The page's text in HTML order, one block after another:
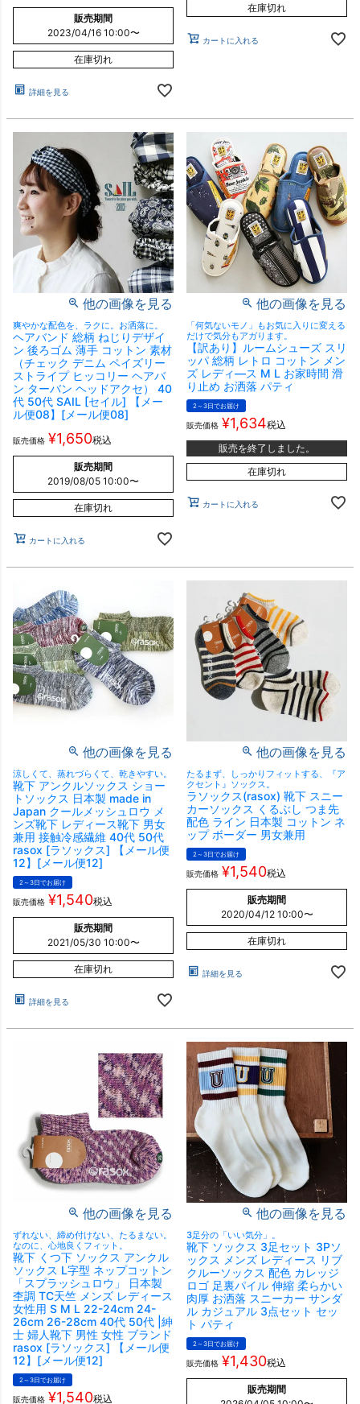
販売期間
2023/04/16 10:00〜
在庫切れ
詳細を見る
在庫切れ
カートに入れる
他の画像を見る
爽やかな配色を、ラクに。お洒落に。
ヘアバンド 総柄 ねじりデザイ
ン 後ろゴム 薄手 コットン 素材
（チェック デニム ペイズリー
ストライプ ヒッコリー ヘアバ
ン ターバン ヘッドアクセ） 40
代 50代 SAIL [セイル] 【メー
ル便08】[メール便08]
販売価格 ¥1,650税込
販売期間
2019/08/05 10:00〜
在庫切れ
カートに入れる
他の画像を見る
「何気ないモノ」もお気に入りに変える
だけで気分もアガります。
【訳あり】ルームシューズ スリ
ッパ 総柄 レトロ コットン メン
ズ レディ―ス M L お家時間 滑
り止め お洒落 パティ
2～3日でお届け
販売価格 ¥1,634税込
販売を終了しました。
在庫切れ
カートに入れる
他の画像を見る
涼しくて、蒸れづらくて、乾きやすい。
靴下 アンクルソックス ショー
トソックス 日本製 made in
Japan クールメッシュロウ メ
ンズ靴下 レディース靴下 男女
兼用 接触冷感繊維 40代 50代
rasox [ラソックス] 【メール便
12】[メール便12]
2～3日でお届け
販売価格 ¥1,540税込
販売期間
2021/05/30 10:00〜
在庫切れ
詳細を見る
他の画像を見る
たるまず、しっかりフィットする、『ア
クセント』ソックス。
ラソックス(rasox) 靴下 スニー
カーソックス くるぶし つま先
配色 ライン 日本製 コットン ネ
ップ ボーダー 男女兼用
2～3日でお届け
販売価格 ¥1,540税込
販売期間
2020/04/12 10:00〜
在庫切れ
詳細を見る
他の画像を見る
ずれない、締め付けない、たるまない。
なのに、心地良くフィット。
靴下 くつ下 ソックス アンクル
ソックス L字型 ネップコットン
「スプラッシュロウ」 日本製
杢調 TC天竺 メンズ レディース
女性用 S M L 22-24cm 24-
26cm 26-28cm 40代 50代 |紳
士 婦人靴下 男性 女性 ブランド
rasox [ラソックス] 【メール便
12】[メール便12]
2～3日でお届け
販売価格 ¥1,540税込
他の画像を見る
3足分の「いい気分」。
靴下 ソックス 3足セット 3Pソ
ックス メンズ レディース リブ
クルーソックス 配色 カレッジ
ロゴ 足裏パイル 伸縮 柔らかい
肉厚 お洒落 スニーカー サンダ
ル カジュアル 3点セット セッ
ト パティ
2～3日でお届け
販売価格 ¥1,430税込
販売期間